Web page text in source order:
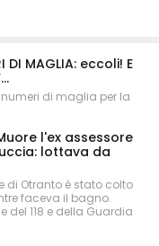
DI MAGLIA: eccoli! E
di maglia per la
Muore l'ex assessore
lottava da
di Otranto è stato colto
faceva il bagno.
del 118 e della Guardia